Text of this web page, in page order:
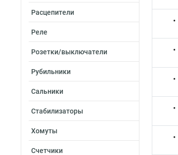
Расцепители
Реле
Розетки/выключатели
Рубильники
Сальники
Стабилизаторы
Хомуты
Счетчики